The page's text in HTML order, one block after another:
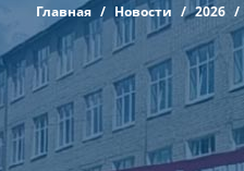
Главная Новости 2026